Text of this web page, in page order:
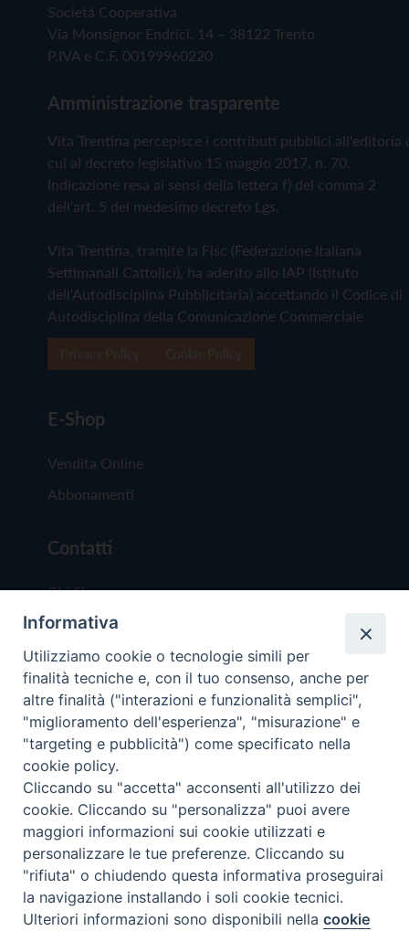
Società Cooperativa
Via Monsignor Endrici, 14 – 38122 Trento
P.IVA e C.F. 00199960220
Amministrazione trasparente
Vita Trentina percepisce i contributi pubblici all'editoria
cui al decreto legislativo 15 maggio 2017, n. 70.
Indicazione resa ai sensi della lettera f) del comma 2
dell'art. 5 del medesimo decreto Lgs.
Vita Trentina, tramite la Fisc (Federazione Italiana
Settimanali Cattolici), ha aderito allo IAP (Istituto
dell'Autodisciplina Pubblicitaria) accettando il Codice di
Autodisciplina della Comunicazione Commerciale
E-Shop
Vendita Online
Abbonamenti
Contatti
Chi Siamo
Redazione
Scrivici
Copyright © 2019 - Tutti i diritti riservati - Vita
Trentina Editrice
Privacy Policy
Torna
Preferenze Cookie
Informativa
Utilizziamo cookie o tecnologie simili per
finalità tecniche e, con il tuo consenso, anche per
altre finalità ("interazioni e funzionalità semplici",
"miglioramento dell'esperienza", "misurazione" e
"targeting e pubblicità") come specificato nella
cookie policy.
Cliccando su "accetta" acconsenti all'utilizzo dei
cookie. Cliccando su "personalizza" puoi avere
maggiori informazioni sui cookie utilizzati e
personalizzare le tue preferenze. Cliccando su
"rifiuta" o chiudendo questa informativa proseguirai
la navigazione installando i soli cookie tecnici.
Ulteriori informazioni sono disponibili nellacookie